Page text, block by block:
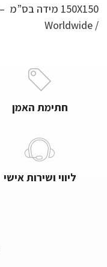
/ Worldwide
חתימת האמן
ליווי ושירות אישי